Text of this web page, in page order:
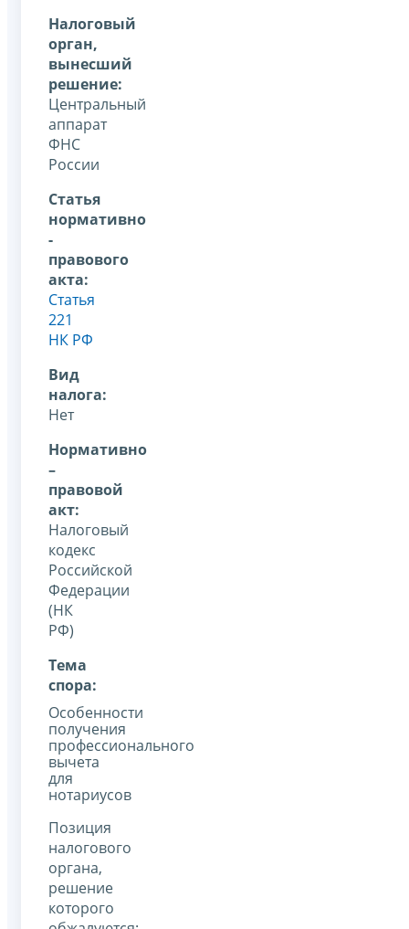
Налоговый
орган,
вынесший
решение:
Центральный
аппарат
ФНС
России
Статья
нормативно
-
правового
акта:
Статья
221
НК РФ
Вид
налога:
Нет
Нормативно
–
правовой
акт:
Налоговый
кодекс
Российской
Федерации
(НК
РФ)
Тема
спора:
Особенности
получения
профессионального
вычета
для
нотариусов
Позиция
налогового
органа,
решение
которого